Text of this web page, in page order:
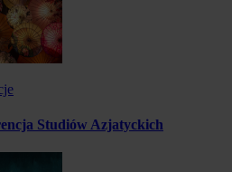
Studiów Azjatyckich